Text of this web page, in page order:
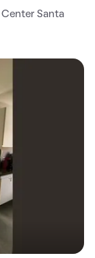
Santa